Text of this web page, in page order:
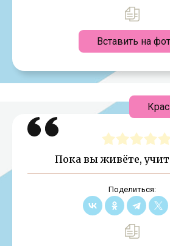
Вставить на
Пока вы живёте,
Поделиться: